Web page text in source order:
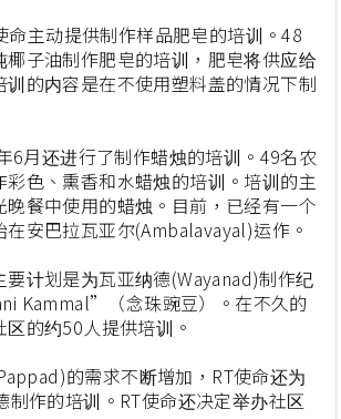
命主动提供制作样品肥皂的培训。48
椰子油制作肥皂的培训，肥皂将供应给
训的内容是在不使用塑料盖的情况下制
6月还进行了制作蜡烛的培训。49名农
色、熏香和水蜡烛的培训。培训的主
晚餐中使用的蜡烛。目前，已经有一个
安巴拉瓦亚尔(Ambalavayal)运作。
要计划是为瓦亚纳德(Wayanad)制作纪
Kammal”（念珠豌豆）。在不久的
的约50人提供培训。
的需求不断增加，RT使命还为
制作的培训。RT使命还决定举办社区